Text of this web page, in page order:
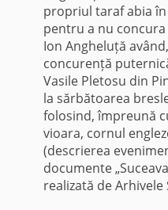
propriul taraf abia
pentru a nu
Ion Angheluță
concurență
Vasile Pletosu din
la sărbătoarea
folosind, împreună
vioara, cornul
(descrierea
documente
realizată de Arhivele